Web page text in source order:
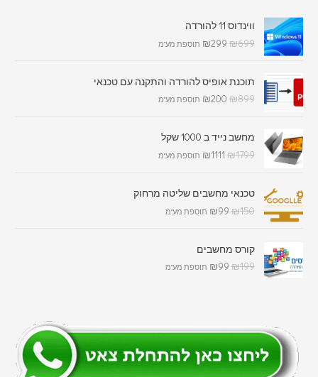
ווינדוס 11 להורדה
₪699
₪299 תוספת מע"מ
תוכנת אופיס להורדה והתקנה עם טכנאי
₪899
₪200 תוספת מע"מ
מחשב נייד ב 1000 שקל
₪1799
₪1111 תוספת מע"מ
טכנאי מחשבים שליטה מרחוק
₪150
₪99 תוספת מע"מ
קורס מחשבים
₪199
₪99 תוספת מע"מ